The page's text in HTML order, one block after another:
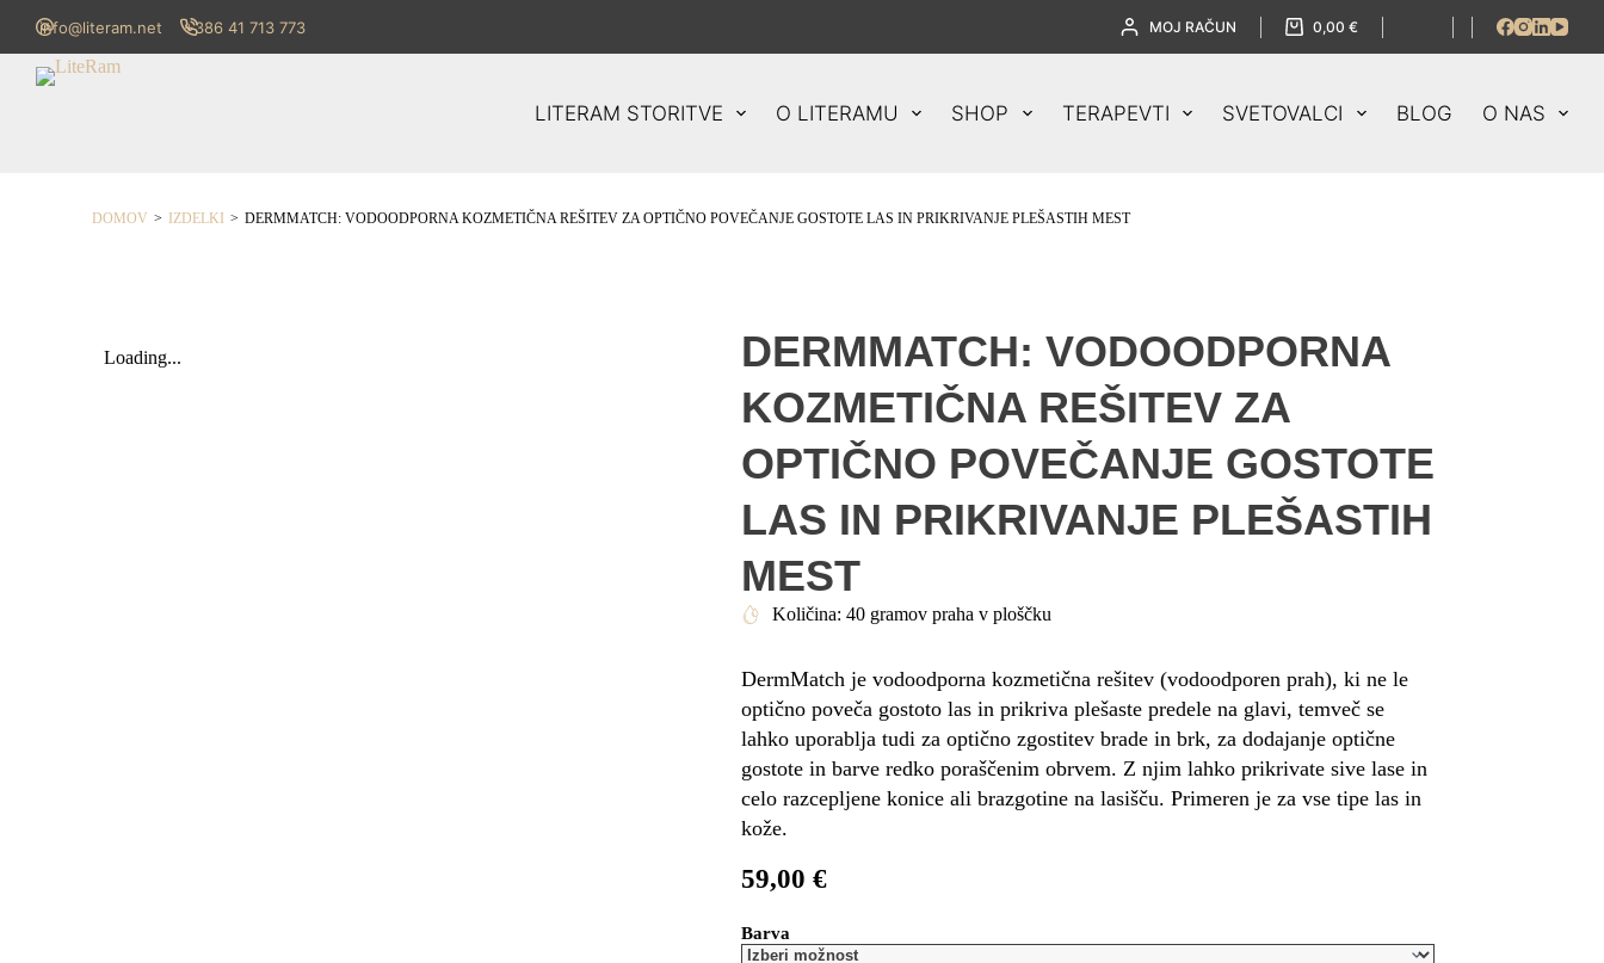
info@literam.net +386 41 713 773 MOJ RAČUN 0,00 €
LITERAM STORITVE O LITERAMU SHOP TERAPEVTI SVETOVALCI BLOG O NAS
DOMOV > IZDELKI > DERMMATCH: VODOODPORNA KOZMETIČNA REŠITEV ZA OPTIČNO POVEČANJE GOSTOTE LAS IN PRIKRIVANJE PLEŠASTIH MEST
Loading...
DERMMATCH: VODOODPORNA
KOZMETIČNA REŠITEV ZA
OPTIČNO POVEČANJE GOSTOTE
LAS IN PRIKRIVANJE PLEŠASTIH
MEST
Količina: 40 gramov praha v ploščku
DermMatch je vodoodporna kozmetična rešitev (vodoodporen prah), ki ne le
optično poveča gostoto las in prikriva plešaste predele na glavi, temveč se
lahko uporablja tudi za optično zgostitev brade in brk, za dodajanje optične
gostote in barve redko poraščenim obrvem. Z njim lahko prikrivate sive lase in
celo razcepljene konice ali brazgotine na lasišču. Primeren je za vse tipe las in
kože.
59,00€
Barva